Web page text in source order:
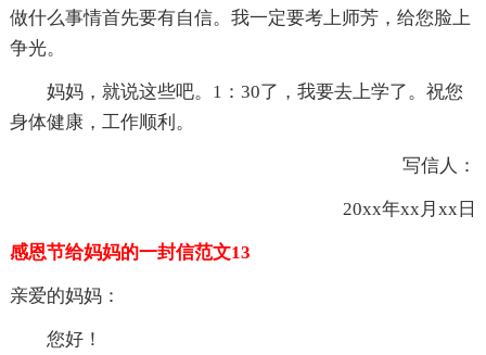
做什么事情首先要有自信。我一定要考上师芳，给您脸上
争光。
妈妈，就说这些吧。1：30了，我要去上学了。祝您
身体健康，工作顺利。
写信人：
20xx年xx月xx日
感恩节给妈妈的一封信范文13
亲爱的妈妈：
您好！